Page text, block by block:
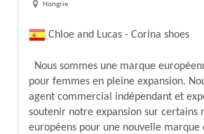
Hongrie
Chloe and Lucas - Corina shoes
Nous sommes une marque
pour femmes en pleine expansion.
agent commercial indépendant et
soutenir notre expansion sur certains
européens pour une nouvelle marque